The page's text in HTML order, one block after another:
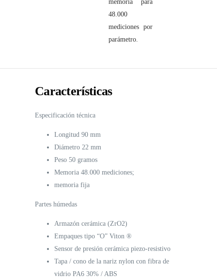
memoria para
48.000
mediciones por
parámetro.
Características
Especificación técnica
Longitud 90 mm
Diámetro 22 mm
Peso 50 gramos
Memoria 48.000 mediciones;
memoria fija
Partes húmedas
Armazón cerámica (ZrO2)
Empaques tipo “O” Viton ®
Sensor de presión cerámica piezo-resistivo
Tapa / cono de la nariz nylon con fibra de
vidrio PA6 30% / ABS